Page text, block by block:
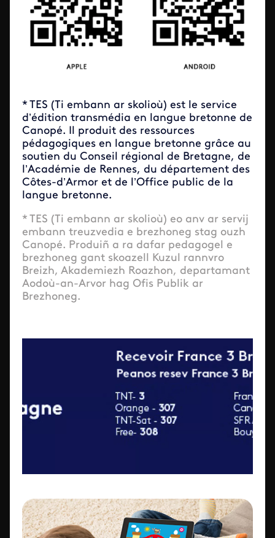
* TES (Ti embann ar skolioù) est le service
d’édition transmédia en langue bretonne de
Canopé. Il produit des ressources
pédagogiques en langue bretonne grâce au
soutien du Conseil régional de Bretagne, de
l’Académie de Rennes, du département des
Côtes-d’Armor et de l’Office public de la
langue bretonne.
* TES (Ti embann ar skolioù) eo anv ar servij
embann treuzvedia e brezhoneg stag ouzh
Canopé. Produiñ a ra dafar pedagogel e
brezhoneg gant skoazell Kuzul rannvro
Breizh, Akademiezh Roazhon, departamant
Aodoù-an-Arvor hag Ofis Publik ar
Brezhoneg.